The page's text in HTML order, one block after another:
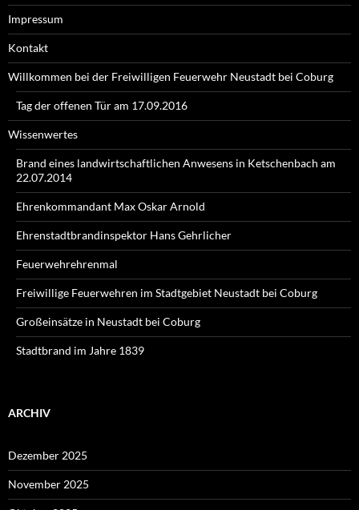
Impressum
Kontakt
Willkommen bei der Freiwilligen Feuerwehr Neustadt bei Coburg
Tag der offenen Tür am 17.09.2016
Wissenwertes
Brand eines landwirtschaftlichen Anwesens in Ketschenbach am
22.07.2014
Ehrenkommandant Max Oskar Arnold
Ehrenstadtbrandinspektor Hans Gehrlicher
Feuerwehrehrenmal
Freiwillige Feuerwehren im Stadtgebiet Neustadt bei Coburg
Großeinsätze in Neustadt bei Coburg
Stadtbrand im Jahre 1839
ARCHIV
Dezember 2025
November 2025